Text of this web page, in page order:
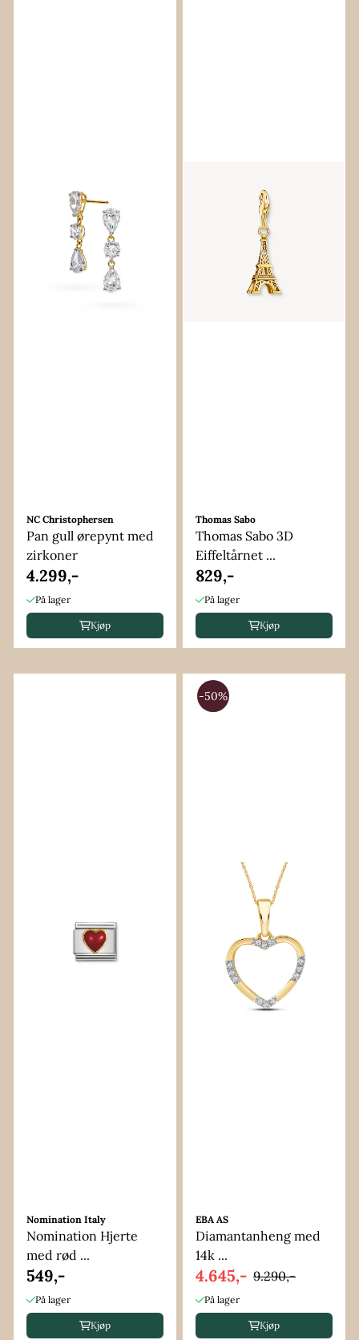
NC Christophersen
Pan gull ørepynt med
zirkoner
4.299,-
På lager
Kjøp
Thomas Sabo
Thomas Sabo 3D
Eiffeltårnet ...
829,-
På lager
Kjøp
Nomination Italy
Nomination Hjerte
med rød ...
549,-
På lager
Kjøp
-50%
EBA AS
Diamantanheng med
14k ...
4.645,- 9.290,-
På lager
Kjøp